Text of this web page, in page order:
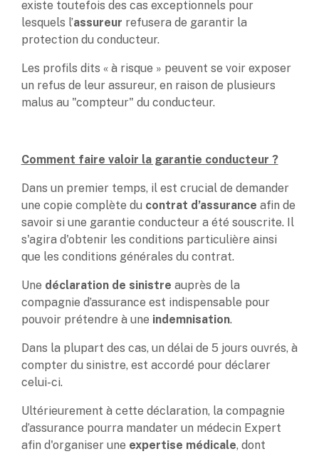
existe toutefois des cas exceptionnels pour
lesquels l’assureur refusera de garantir la
protection du conducteur.
Les profils dits « à risque » peuvent se voir exposer
un refus de leur assureur, en raison de plusieurs
malus au "compteur" du conducteur.
Comment faire valoir la garantie conducteur ?
Dans un premier temps, il est crucial de demander
une copie complète du contrat d’assurance afin de
savoir si une garantie conducteur a été souscrite. Il
s'agira d'obtenir les conditions particulière ainsi
que les conditions générales du contrat.
Une déclaration de sinistre auprès de la
compagnie d’assurance est indispensable pour
pouvoir prétendre à une indemnisation.
Dans la plupart des cas, un délai de 5 jours ouvrés, à
compter du sinistre, est accordé pour déclarer
celui-ci.
Ultérieurement à cette déclaration, la compagnie
d’assurance pourra mandater un médecin Expert
afin d'organiser une expertise médicale, dont